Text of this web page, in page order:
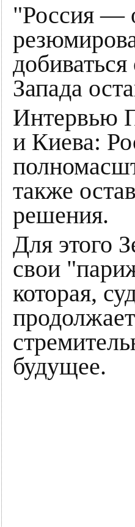
"Россия —
Запада
Интервью
и Киева:
также
решения.
Для этого
свои
которая,
будущее.​